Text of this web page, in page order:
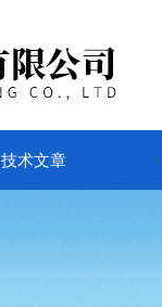
技术文章